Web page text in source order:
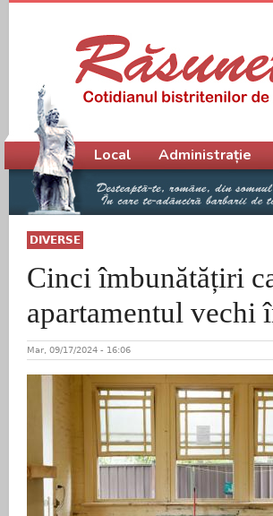
DIVERSE
Cinci îmbunătățiri
apartamentul vechi
Mar, 09/17/2024 - 16:06
Meniu principal
Local Administrație